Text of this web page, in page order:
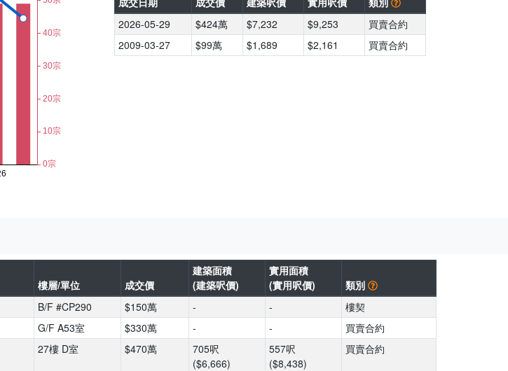
2026-05-29
$424萬 $7,232 $9,253
買賣合約
2009-03-27
$99萬 $1,689 $2,161 買賣合約
樓層/單位 成交價
建築面積
(建築呎價)
實用面積
(實用呎價)
類別
B/F #CP290 $150萬 - -
樓契
G/F A53室 $330萬 - -
買賣合約
27樓 D室 $470萬
705呎
($6,666)
557呎
($8,438)
買賣合約